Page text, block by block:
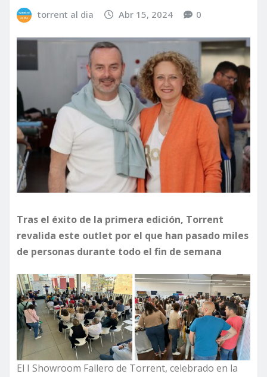
torrent al dia Abr 15, 2024 0
Tras el éxito de la primera edición, Torrent
revalida este outlet por el que han pasado miles
de personas durante todo el fin de semana
El I Showroom Fallero de Torrent, celebrado en la